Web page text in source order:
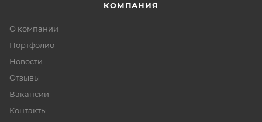
КОМПАНИЯ
О компании
Портфолио
Новости
Отзывы
Вакансии
Контакты